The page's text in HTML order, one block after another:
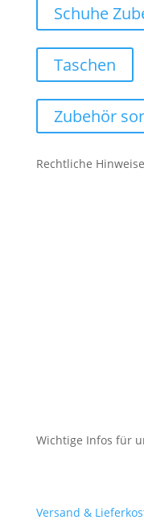
Schuhe
Taschen
Zubehör
Rechtliche Hinweise
Wichtige Infos für
Versand &